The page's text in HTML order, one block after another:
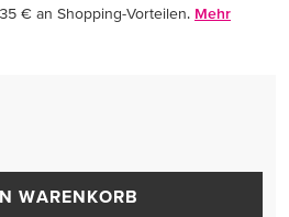
€ an Shopping-Vorteilen. Mehr
WARENKORB